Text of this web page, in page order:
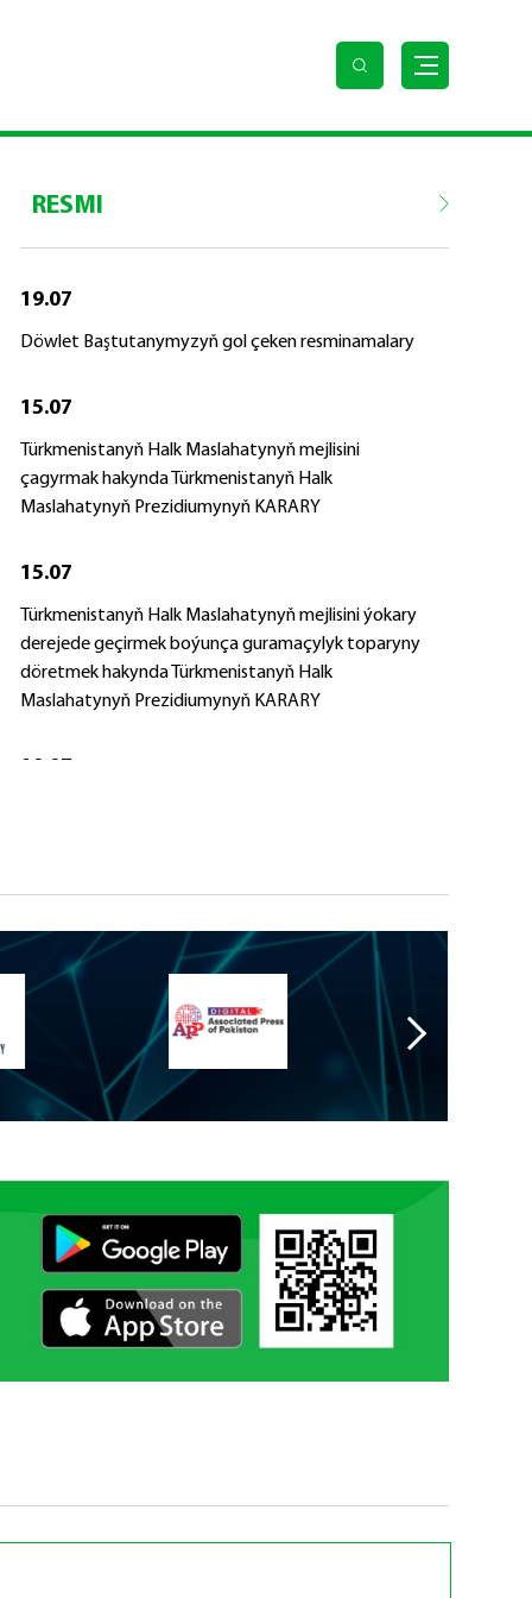
RESMI
19.07
Döwlet Baştutanymyzyň gol çeken resminamalary
15.07
Türkmenistanyň Halk Maslahatynyň mejlisini
çagyrmak hakynda Türkmenistanyň Halk
Maslahatynyň Prezidiumynyň KARARY
15.07
Türkmenistanyň Halk Maslahatynyň mejlisini ýokary
derejede geçirmek boýunça guramaçylyk toparyny
döretmek hakynda Türkmenistanyň Halk
Maslahatynyň Prezidiumynyň KARARY
10.07
B.AMANOW hakynda Türkmenistanyň Prezidentiniň
PERMANY
ŞAMYRADOW A.A. hakynda Türkmenistanyň
Prezidentiniň PERMANY
10.07
G.Ş.MYRADALYÝEW hakynda Türkmenistanyň
Prezidentiniň PERMANY
10.07
Prezidentiniň PERMANY